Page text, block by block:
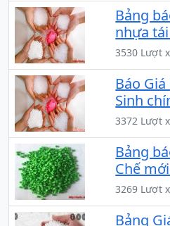
Bảng
nhựa
3530 Lượt
Báo
Sinh
3372 Lượt
Bảng
Chế
3269 Lượt
Bảng